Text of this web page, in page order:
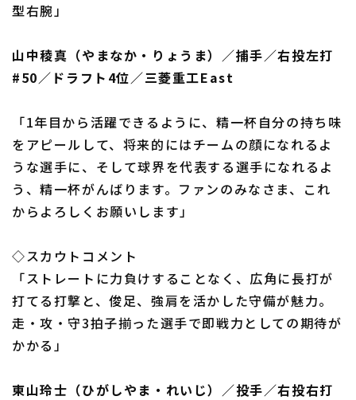
型右腕」
山中稜真（やまなか・りょうま）／捕手／右投左打
#50／ドラフト4位／三菱重工East
「1年目から活躍できるように、精一杯自分の持ち味
をアピールして、将来的にはチームの顔になれるよ
うな選手に、そして球界を代表する選手になれるよ
う、精一杯がんばります。ファンのみなさま、これ
からよろしくお願いします」
◇スカウトコメント
「ストレートに力負けすることなく、広角に長打が
打てる打撃と、俊足、強肩を活かした守備が魅力。
走・攻・守3拍子揃った選手で即戦力としての期待が
かかる」
東山玲士（ひがしやま・れいじ）／投手／右投右打